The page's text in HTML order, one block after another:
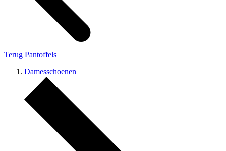
Terug Pantoffels
Damesschoenen